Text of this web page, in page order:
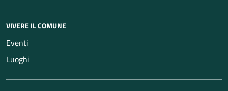
VIVERE IL COMUNE
Eventi
Luoghi